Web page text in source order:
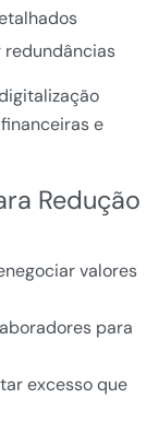
e
Redução
valores
para
excesso que